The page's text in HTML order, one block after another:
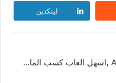
لينكدين
كيفية ربح المال من لعبة ArrowToRich ,اسهل العاب كسب المال2026